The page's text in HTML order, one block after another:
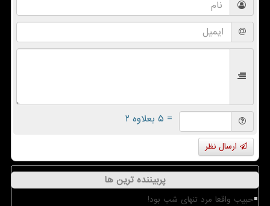
= ۵ بعلاوه ۲
ارسال نظر
پربیننده ترین ها
حبیب واقعا مرد تنهای شب بود!